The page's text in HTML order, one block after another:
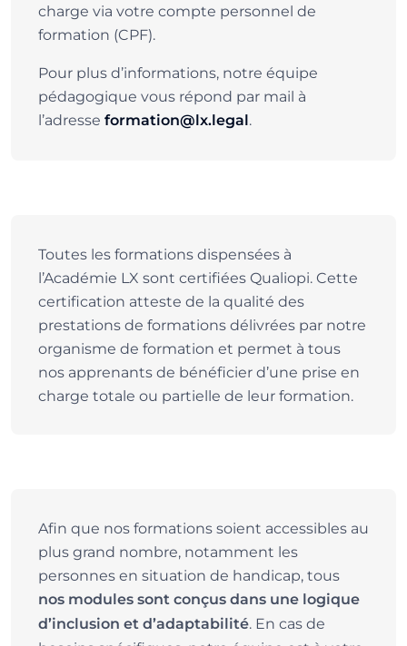
charge via votre compte personnel de
formation (CPF).
Pour plus d’informations, notre équipe
pédagogique vous répond par mail à
l’adresse formation@lx.legal.
Toutes les formations dispensées à
l’Académie LX sont certifiées Qualiopi. Cette
certification atteste de la qualité des
prestations de formations délivrées par notre
organisme de formation et permet à tous
nos apprenants de bénéficier d’une prise en
charge totale ou partielle de leur formation.
Afin que nos formations soient accessibles au
plus grand nombre, notamment les
personnes en situation de handicap, tous
nos modules sont conçus dans une logique
d’inclusion et d’adaptabilité. En cas de